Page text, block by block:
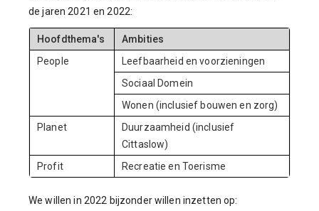
de jaren 2021 en 2022:
Hoofdthema's
Ambities
People
Leefbaarheid en voorzieningen
Sociaal Domein
Wonen (inclusief bouwen en zorg)
Planet
Duurzaamheid (inclusief
Cittaslow)
Profit
Recreatie en Toerisme
We willen in 2022 bijzonder willen inzetten op: